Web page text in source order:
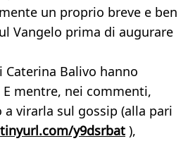
un proprio breve e ben
Vangelo prima di augurare
Caterina Balivo hanno
mentre, nei commenti,
virarla sul gossip (alla pari
tinyurl.com/y9dsrbat ),